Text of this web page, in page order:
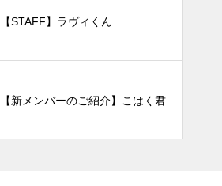
【STAFF】ラヴィくん
【新メンバーのご紹介】こはく君